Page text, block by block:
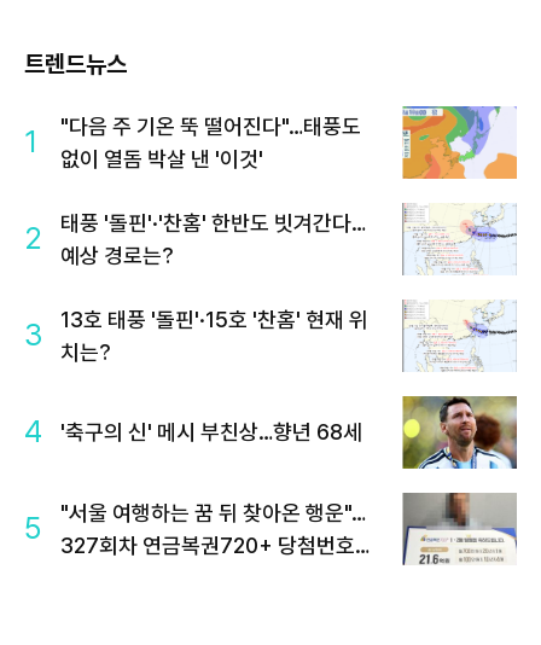
트렌드뉴스
1
"다음 주 기온 뚝 떨어진다"…태풍도
없이 열돔 박살 낸 '이것'
2
태풍 '돌핀'·'찬홈' 한반도 빗겨간다…
예상 경로는?
3
13호 태풍 '돌핀'·15호 '찬홈' 현재 위
치는?
4 '축구의 신' 메시 부친상…향년 68세
5
"서울 여행하는 꿈 뒤 찾아온 행운"…
327회차 연금복권720+ 당첨번호조